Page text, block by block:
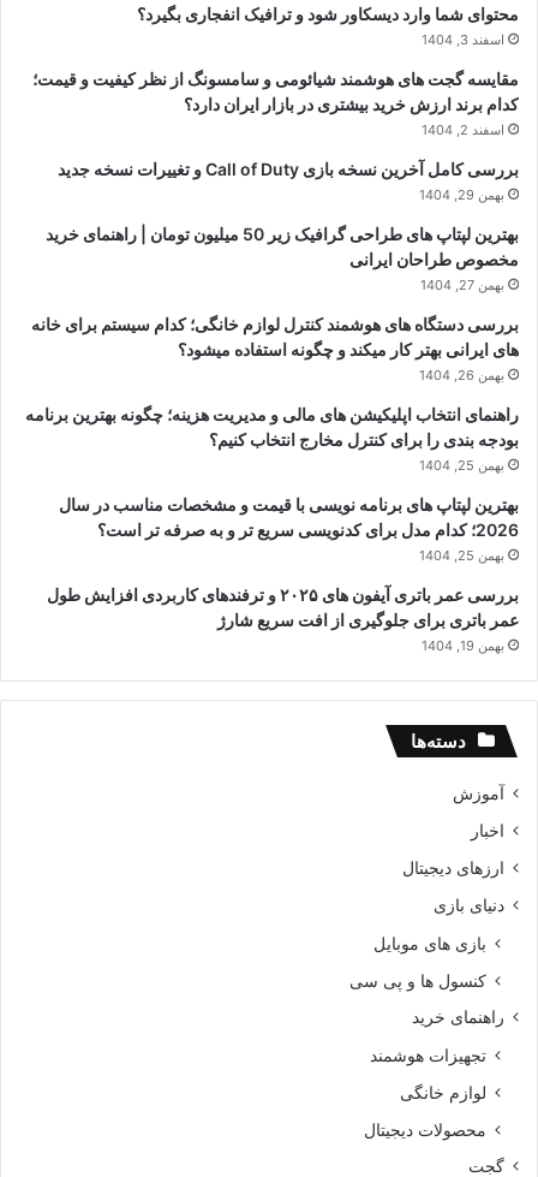
محتوای شما وارد دیسکاور شود و ترافیک انفجاری بگیرد؟
اسفند 3, 1404
مقایسه گجت های هوشمند شیائومی و سامسونگ از نظر کیفیت و قیمت؛
کدام برند ارزش خرید بیشتری در بازار ایران دارد؟
اسفند 2, 1404
بررسی کامل آخرین نسخه بازی Call of Duty و تغییرات نسخه جدید
بهمن 29, 1404
بهترین لپتاپ های طراحی گرافیک زیر 50 میلیون تومان | راهنمای خرید
مخصوص طراحان ایرانی
بهمن 27, 1404
بررسی دستگاه های هوشمند کنترل لوازم خانگی؛ کدام سیستم برای خانه
های ایرانی بهتر کار میکند و چگونه استفاده میشود؟
بهمن 26, 1404
راهنمای انتخاب اپلیکیشن های مالی و مدیریت هزینه؛ چگونه بهترین برنامه
بودجه بندی را برای کنترل مخارج انتخاب کنیم؟
بهمن 25, 1404
بهترین لپتاپ های برنامه نویسی با قیمت و مشخصات مناسب در سال
2026؛ کدام مدل برای کدنویسی سریع تر و به صرفه تر است؟
بهمن 25, 1404
بررسی عمر باتری آیفون های ۲۰۲۵ و ترفندهای کاربردی افزایش طول
عمر باتری برای جلوگیری از افت سریع شارژ
بهمن 19, 1404
دسته‌ها
آموزش
اخبار
ارزهای دیجیتال
دنیای بازی
بازی های موبایل
کنسول ها و پی سی
راهنمای خرید
تجهیزات هوشمند
لوازم خانگی
محصولات دیجیتال
گجت